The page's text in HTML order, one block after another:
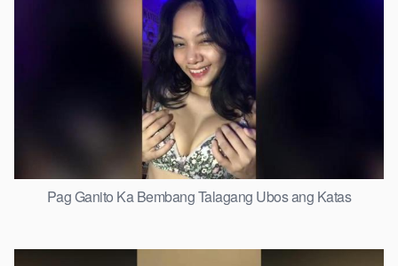
Pag Ganito Ka Bembang Talagang Ubos ang Katas